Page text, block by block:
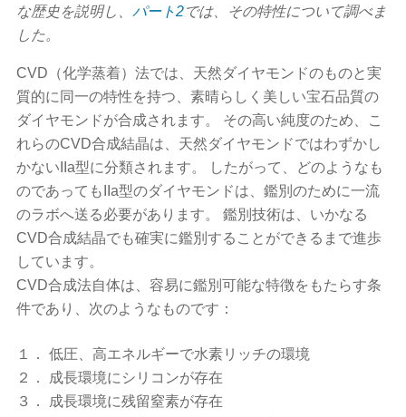
な歴史を説明し、 パート2では、その特性について調べま
した。
CVD（化学蒸着）法では、天然ダイヤモンドのものと実
質的に同一の特性を持つ、素晴らしく美しい宝石品質の
ダイヤモンドが合成されます。 その高い純度のため、こ
れらのCVD合成結晶は、天然ダイヤモンドではわずかし
かないIIa型に分類されます。 したがって、どのようなも
のであってもIIa型のダイヤモンドは、鑑別のために一流
のラボへ送る必要があります。 鑑別技術は、いかなる
CVD合成結晶でも確実に鑑別することができるまで進歩
しています。
CVD合成法自体は、容易に鑑別可能な特徴をもたらす条
件であり、次のようなものです：
１． 低圧、高エネルギーで水素リッチの環境
２． 成長環境にシリコンが存在
３． 成長環境に残留窒素が存在